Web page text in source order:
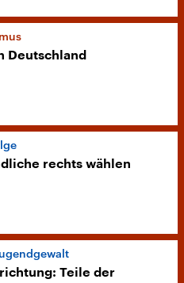
Deutschland
rechts wählen
Teile der